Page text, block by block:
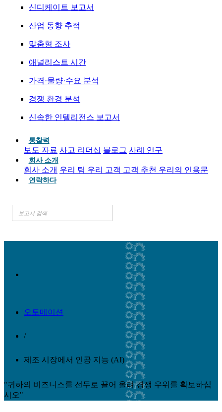
신디케이트 보고서
산업 동향 추적
맞춤형 조사
애널리스트 시간
가격·물량·수요 분석
경쟁 환경 분석
신속한 인텔리전스 보고서
통찰력
보도 자료 사고 리더십 블로그 사례 연구
회사 소개
회사 소개 우리 팀 우리 고객 고객 추천 우리의 인용문
연락하다
오토메이션
/
제조 시장에서 인공 지능 (AI)
"귀하의 비즈니스를 선두로 끌어 올려 경쟁 우위를 확보하십
시오"